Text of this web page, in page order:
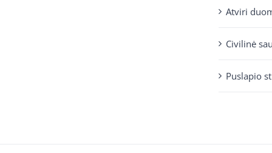
Atviri
Civilinė
Puslapio